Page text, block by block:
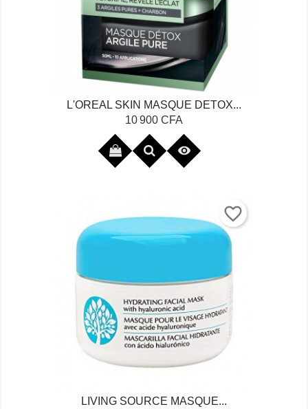
L'OREAL SKIN MASQUE DETOX...
Prix
10 900 CFA

favorite_border
LIVING SOURCE MASQUE...